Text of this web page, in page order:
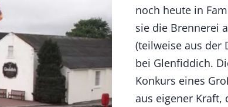
noch heute in
sie die Brennerei
(teilweise aus der
bei Glenfiddich.
Konkurs eines
aus eigener Kraft,